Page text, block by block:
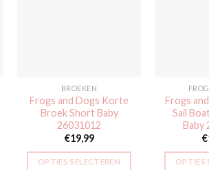
op
de
productpagina
BROEKEN
Frogs and Dogs Korte
Broek Short Baby
26031012
€19,99
OPTIES SELECTEREN
Frogs
Sail
Baby
€
OPTIES